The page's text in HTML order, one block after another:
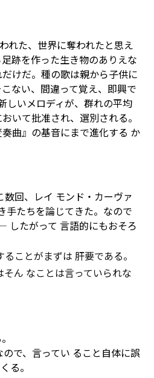
れた、世界に奪われたと思え
跡を作った生き物のありえな
けだ。種の歌は親から子供に
ない、間違って覚え、即興で
しいメロディが、群れの平均
いて批准され、選別される。
曲』の基音にまで進化する か
回、レイ モンド・カーヴァ
たちを論じてきた。なので
したがって 言語的にもおそろ
ことがまずは 肝要である。
ん なことは言っていられな
で、言ってい ること自体に誤
る。